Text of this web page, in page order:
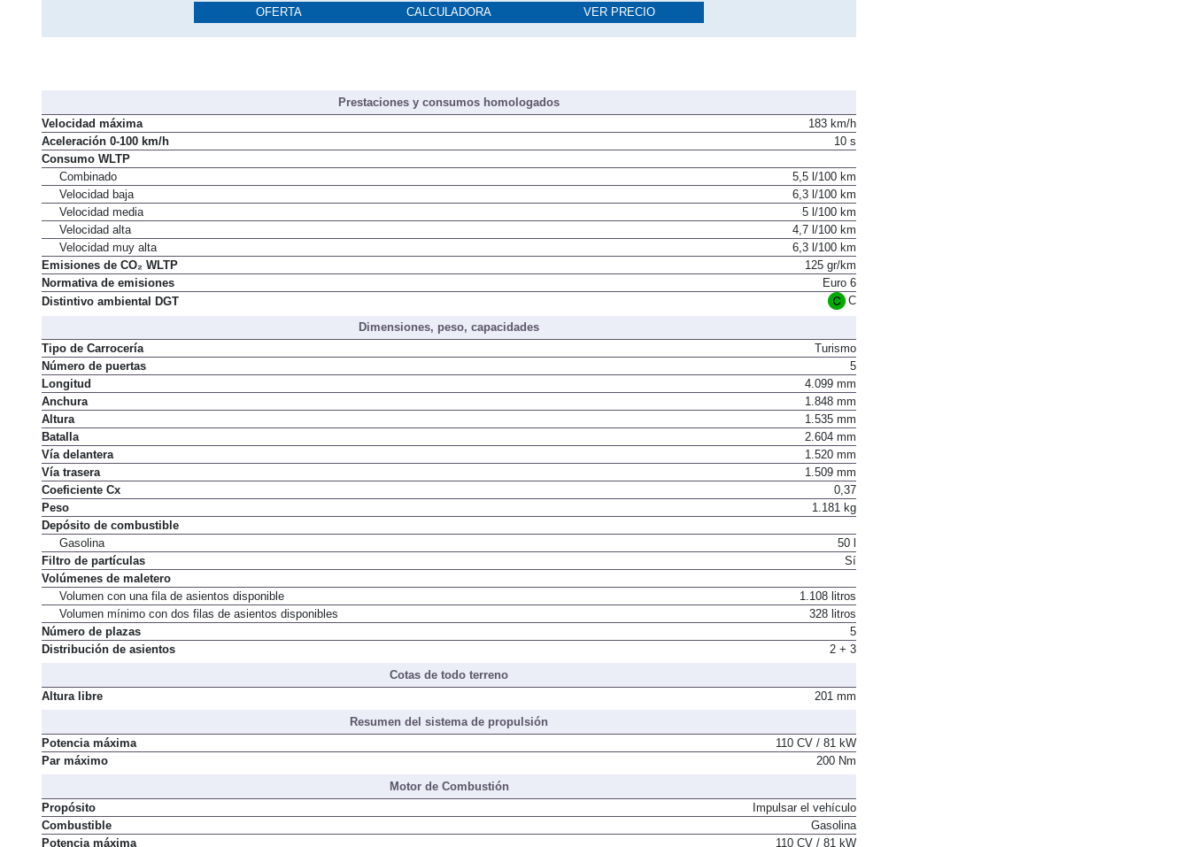
OFERTA
año?
CALCULADORA VER PRECIO
Prestaciones y consumos homologados
Velocidad máxima
183 km/h
Aceleración 0-100 km/h
Consumo WLTP
Combinado
5,5 l/100 km
Velocidad baja
6,3 l/100 km
Velocidad media
5 l/100 km
Velocidad alta
4,7 l/100 km
Velocidad muy alta
6,3 l/100 km
Emisiones de CO₂ WLTP
125 gr/km
Normativa de emisiones
Euro 6
Dimensiones, peso, capacidades
Tipo de Carrocería
Turismo
Número de puertas
5
Longitud
4.099 mm
Anchura
1.848 mm
Altura
1.535 mm
Batalla
2.604 mm
Vía delantera
1.520 mm
Vía trasera
1.509 mm
Coeficiente Cx
0,37
Peso
Depósito de combustible
Gasolina
50 l
Filtro de partículas
Volúmenes de maletero
Volumen con una fila de asientos disponible
1.108 litros
Volumen mínimo con dos filas de asientos disponibles
328 litros
Número de plazas
5
Cotas de todo terreno
Resumen del sistema de propulsión
Potencia máxima
110 CV / 81 kW
Motor de Combustión
Propósito
Impulsar el vehículo
Combustible
Gasolina